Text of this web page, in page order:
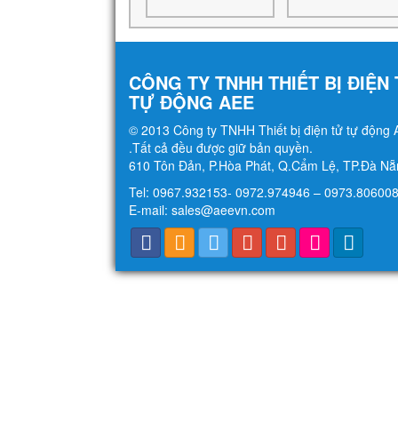
CÔNG TY TNHH THIẾT BỊ ĐIỆN
TỰ ĐỘNG AEE
© 2013 Công ty TNHH Thiết bị điện tử tự động
.Tất cả đều được giữ bản quyền.
610 Tôn Đản, P.Hòa Phát, Q.Cẩm Lệ, TP.Đà
Tel: 0967.932153- 0972.974946 –
E-mail: sales@aeevn.com